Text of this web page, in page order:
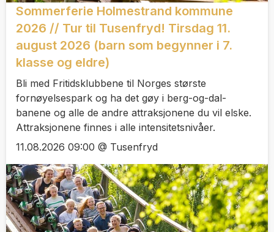
Sommerferie Holmestrand kommune
2026 // Tur til Tusenfryd! Tirsdag 11.
august 2026 (barn som begynner i 7.
klasse og eldre)
Bli med Fritidsklubbene til Norges største
fornøyelsespark og ha det gøy i berg-og-dal-
banene og alle de andre attraksjonene du vil elske.
Attraksjonene finnes i alle intensitetsnivåer.
11.08.2026 09:00 @ Tusenfryd